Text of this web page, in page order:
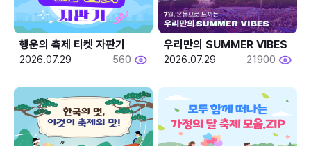
행운의 축제 티켓 자판기
2026.07.29 560
우리만의 SUMMER VIBES
2026.07.29 21900